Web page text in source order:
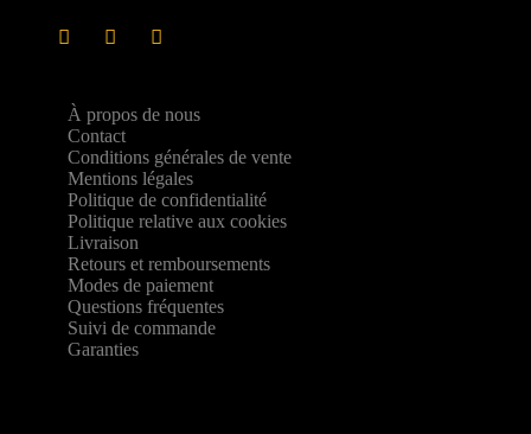
À propos de nous
Contact
Conditions générales de vente
Mentions légales
Politique de confidentialité
Politique relative aux cookies
Livraison
Retours et remboursements
Modes de paiement
Questions fréquentes
Suivi de commande
Garanties